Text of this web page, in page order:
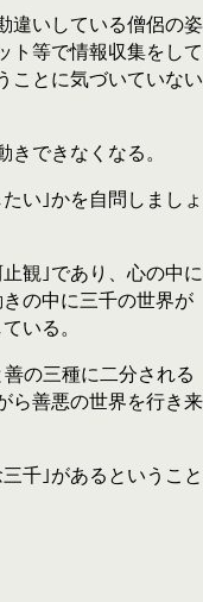
違いしている僧侶の姿
ト等で情報収集をして
ことに気づいていない
できなくなる。
い｣かを自問しましょ
観｣であり、心の中に
の中に三千の世界が
いる。
の三種に二分される
ら善悪の世界を行き来
千｣があるということ